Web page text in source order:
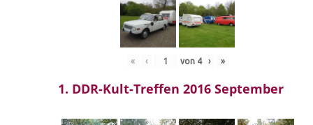
« ‹ von 4 › »
1. DDR-Kult-Treffen 2016 September